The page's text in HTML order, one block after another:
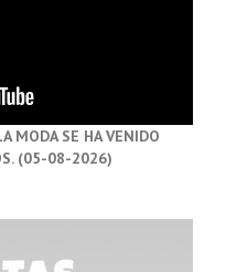
MODA SE HA VENIDO
(05-08-2026)